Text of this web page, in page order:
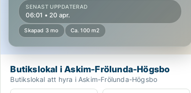
SENAST UPPDATERAD
06:01 • 20 apr.
Skapad 3 mo Ca. 100 m2
Butikslokal i Askim-Frölunda-Högsbo
Butikslokal att hyra i Askim-Frölunda-Högsbo